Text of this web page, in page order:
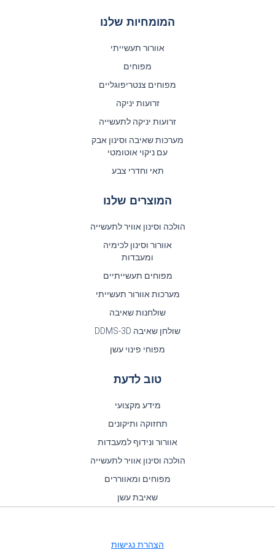
המומחיות שלנו
אוורור תעשייתי
מפוחים
מפוחים צנטריפוגליים
זרועות יניקה
זרועות יניקה לתעשייה
מערכות שאיבה וסינון אבק
עם ניקוי אוטומטי
תאי וחדרי צבע
המוצרים שלנו
הולכה וסינון אוויר לתעשייה
אוורור וסינון לכימיה
ומעבדות
מפוחים תעשייתיים
מערכות אוורור תעשייתי
שולחנות שאיבה
שולחן שאיבה DDMS-3D
מפוחי פינוי עשן
טוב לדעת
מידע מקצועי
תחזוקה ותיקונים
אוורור ונידוף למעבדות
הולכה וסינון אוויר לתעשייה
מפוחים ומאווררים
שאיבת עשן
הצהרת נגישות